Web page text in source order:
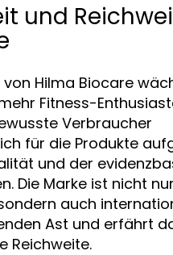
und
von Hilma Biocare
Fitness-
Verbraucher
für die Produkte
und der
Die Marke ist nicht
auch
Ast und erfährt
Reichweite.